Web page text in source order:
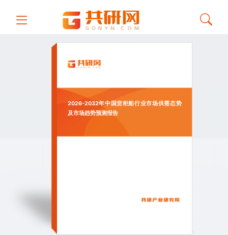
2026-2032年中国货柜船行业市场供需态势
及市场趋势预测报告